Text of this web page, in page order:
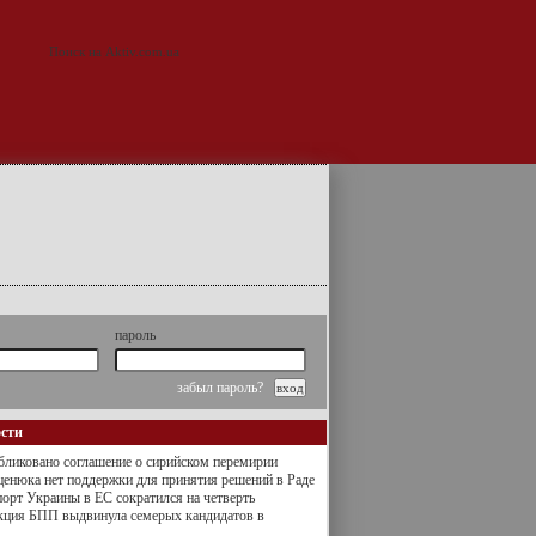
пароль
забыл пароль?
соглашение о сирийском перемирии
нет поддержки для принятия решений в Раде
Украины в ЕС сократился на четверть
БПП выдвинула семерых кандидатов в